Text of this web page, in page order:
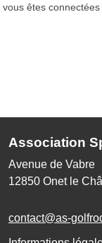
vous êtes
Association
Avenue de Vabre
12850 Onet le
contact@as-